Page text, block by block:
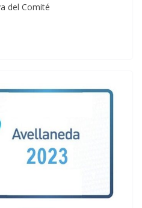
del Comité